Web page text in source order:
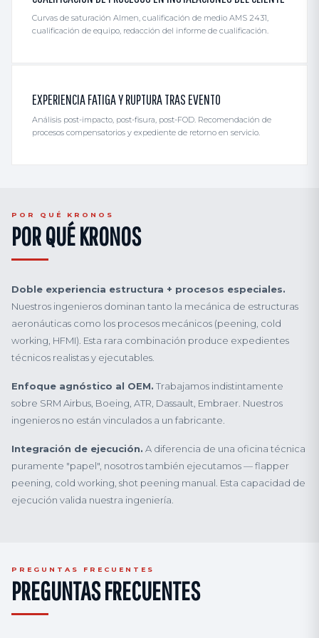
Curvas de saturación Almen, cualificación de medio AMS 2431,
cualificación de equipo, redacción del informe de cualificación.
EXPERIENCIA FATIGA Y RUPTURA TRAS EVENTO
Análisis post-impacto, post-fisura, post-FOD. Recomendación de
procesos compensatorios y expediente de retorno en servicio.
POR QUÉ KRONOS
POR QUÉ KRONOS
Doble experiencia estructura + procesos especiales.
Nuestros ingenieros dominan tanto la mecánica de estructuras
aeronáuticas como los procesos mecánicos (peening, cold
working, HFMI). Esta rara combinación produce expedientes
técnicos realistas y ejecutables.
Enfoque agnóstico al OEM. Trabajamos indistintamente
sobre SRM Airbus, Boeing, ATR, Dassault, Embraer. Nuestros
ingenieros no están vinculados a un fabricante.
Integración de ejecución. A diferencia de una oficina técnica
puramente "papel", nosotros también ejecutamos — flapper
peening, cold working, shot peening manual. Esta capacidad de
ejecución valida nuestra ingeniería.
PREGUNTAS FRECUENTES
PREGUNTAS FRECUENTES